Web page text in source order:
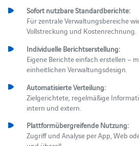
Sofort nutzbare Standardberichte:
Für zentrale Verwaltungsbereiche
Vollstreckung und Kostenrechnung.
Individuelle Berichtserstellung:
Eigene Berichte einfach erstellen –
einheitlichen Verwaltungsdesign.
Automatisierte Verteilung:
Zielgerichtete, regelmäßige
intern und extern.
Plattformübergreifende Nutzung:
Zugriff und Analyse per App, Web